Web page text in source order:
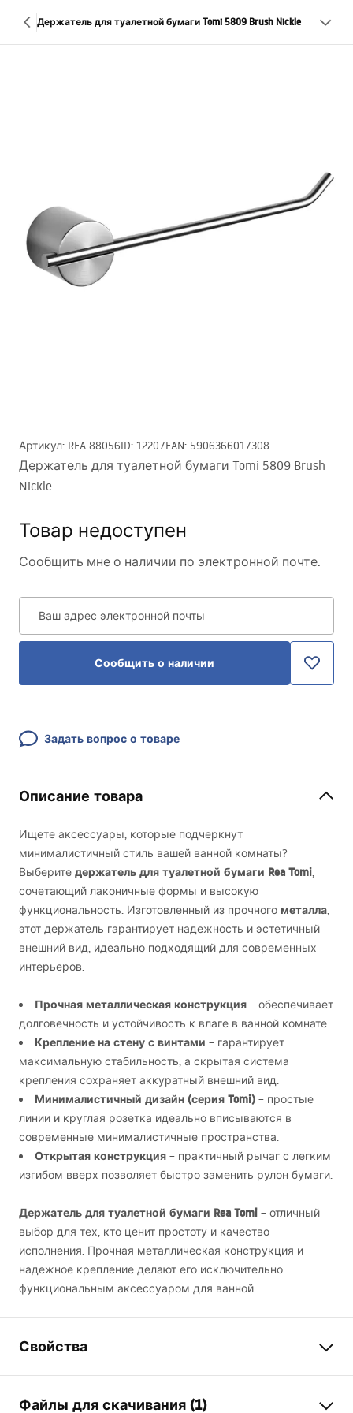
Держатель для туалетной бумаги Tomi 5809 Brush Nickle
Артикул: REA-88056ID: 12207EAN: 5906366017308
Держатель для туалетной бумаги Tomi 5809 Brush
Nickle
Товар недоступен
Сообщить мне о наличии по электронной почте.
Ваш адрес электронной почты
Сообщить о наличии
Задать вопрос о товаре
Описание товара
Ищете аксессуары, которые подчеркнут
минималистичный стиль вашей ванной комнаты?
Выберите держатель для туалетной бумаги Rea Tomi,
сочетающий лаконичные формы и высокую
функциональность. Изготовленный из прочного металла,
этот держатель гарантирует надежность и эстетичный
внешний вид, идеально подходящий для современных
интерьеров.
Прочная металлическая конструкция – обеспечивает
долговечность и устойчивость к влаге в ванной комнате.
Крепление на стену с винтами – гарантирует
максимальную стабильность, а скрытая система
крепления сохраняет аккуратный внешний вид.
Минималистичный дизайн (серия Tomi) – простые
линии и круглая розетка идеально вписываются в
современные минималистичные пространства.
Открытая конструкция – практичный рычаг с легким
изгибом вверх позволяет быстро заменить рулон бумаги.
Держатель для туалетной бумаги Rea Tomi – отличный
выбор для тех, кто ценит простоту и качество
исполнения. Прочная металлическая конструкция и
надежное крепление делают его исключительно
функциональным аксессуаром для ванной.
Свойства
Файлы для скачивания (1)